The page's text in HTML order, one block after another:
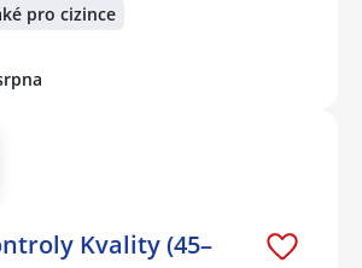
pro cizince
Kvality (45–